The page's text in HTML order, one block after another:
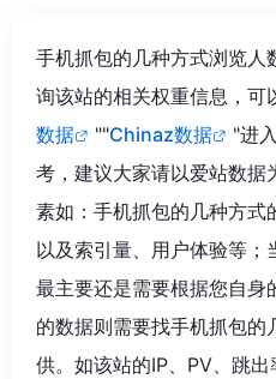
手机抓包的几种方式浏览人
询该站的相关权重信息，可
数据
""Chinaz数据
"进
考，建议大家请以爱站数据
素如：手机抓包的几种方式
以及索引量、用户体验等；
最主要还是需要根据您自身
的数据则需要找手机抓包的
供。如该站的IP、PV、跳出